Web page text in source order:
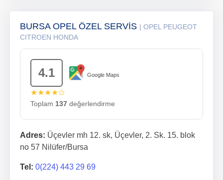
BURSA OPEL ÖZEL SERVİS | OPEL PEUGEOT
CITROEN HONDA
4.1 Google Maps
★★★★✩
Toplam 137 değerlendirme
Adres: Üçevler mh 12. sk, Üçevler, 2. Sk. 15. blok
no 57 Nilüfer/Bursa
Tel: 0(224) 443 29 69